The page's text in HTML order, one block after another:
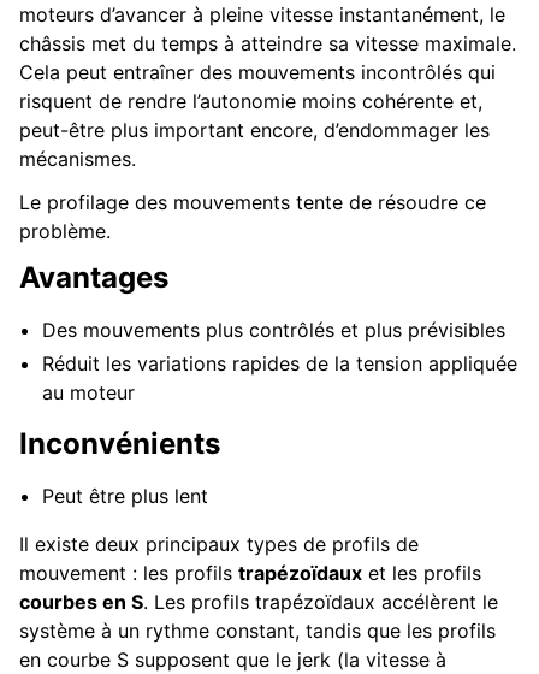
moteurs d’avancer à pleine vitesse instantanément, le
châssis met du temps à atteindre sa vitesse maximale.
Cela peut entraîner des mouvements incontrôlés qui
risquent de rendre l’autonomie moins cohérente et,
peut-être plus important encore, d’endommager les
mécanismes.
Le profilage des mouvements tente de résoudre ce
problème.
Avantages
Des mouvements plus contrôlés et plus prévisibles
Réduit les variations rapides de la tension appliquée
au moteur
Inconvénients
Peut être plus lent
Il existe deux principaux types de profils de
mouvement : les profils trapézoïdaux et les profils
courbes en S. Les profils trapézoïdaux accélèrent le
système à un rythme constant, tandis que les profils
en courbe S supposent que le jerk (la vitesse à